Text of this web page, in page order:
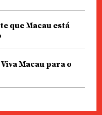
que Macau está
Macau para o